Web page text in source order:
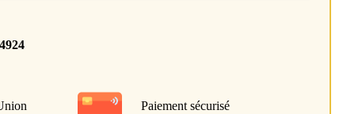
Paiement sécurisé